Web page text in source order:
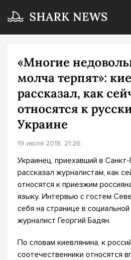
«Многие
молча терпят»:
рассказал, как
относятся к
Украине
19 июля 2018, 21:26
Украинец, приехавший в
рассказал журналистам, как
относятся к приезжим
языку. Интервью с гостем
себя на странице в
журналист Георгий Бадян.
По словам киевлянина, к
соотечественники относятся